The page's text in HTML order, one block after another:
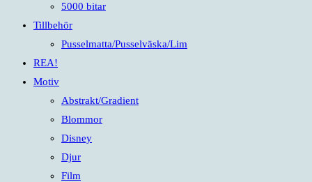
5000 bitar
Tillbehör
Pusselmatta/Pusselväska/Lim
REA!
Motiv
Abstrakt/Gradient
Blommor
Disney
Djur
Film